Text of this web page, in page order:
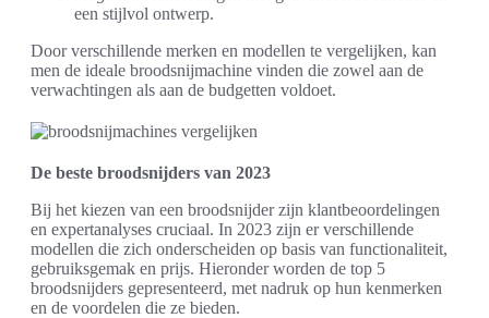
een stijlvol ontwerp.
Door verschillende merken en modellen te vergelijken, kan
men de ideale broodsnijmachine vinden die zowel aan de
verwachtingen als aan de budgetten voldoet.
De beste broodsnijders van 2023
Bij het kiezen van een broodsnijder zijn klantbeoordelingen
en expertanalyses cruciaal. In 2023 zijn er verschillende
modellen die zich onderscheiden op basis van functionaliteit,
gebruiksgemak en prijs. Hieronder worden de top 5
broodsnijders gepresenteerd, met nadruk op hun kenmerken
en de voordelen die ze bieden.